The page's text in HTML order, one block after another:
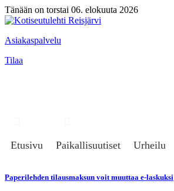
Tänään on torstai 06. elokuuta 2026
Asiakaspalvelu
Tilaa
Etusivu
Paikallisuutiset Urheilu
Paperilehden tilausmaksun voit muuttaa e-laskuksi